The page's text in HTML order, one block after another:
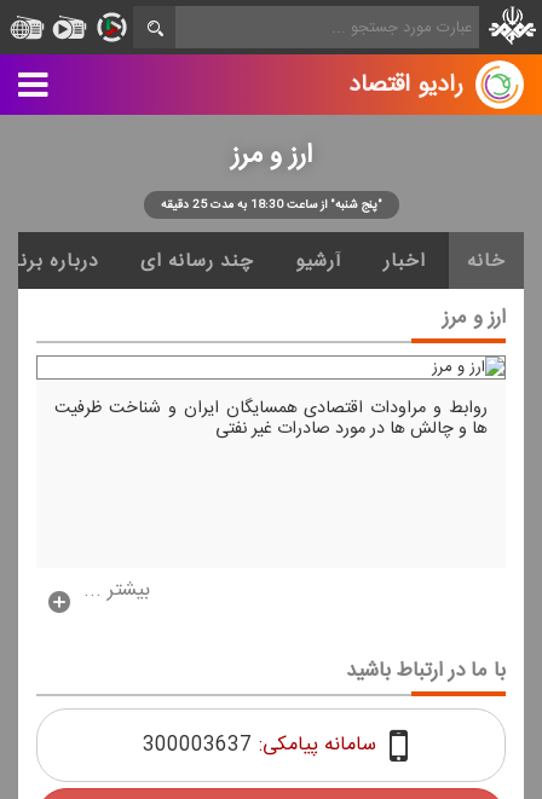
رادیو اقتصاد
ارز و مرز
"پنج شنبه" از ساعت 18:30 به مدت 25 دقیقه
خانه اخبار آرشیو چند رسانه ای درباره
ارز و مرز
روابط و مراودات اقتصادی همسایگان ایران و شناخت ظرفیت
ها و چالش ها در مورد صادرات غیر نفتی
بیشتر ...
با ما در ارتباط باشید
سامانه پیامکی: 300003637